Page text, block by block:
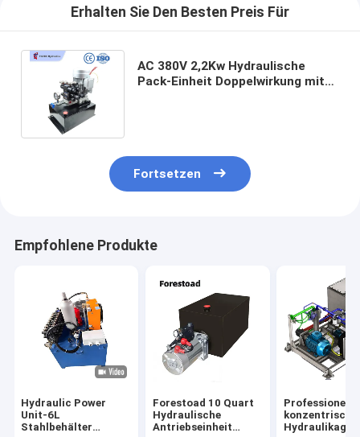
Erhalten Sie Den Besten Preis Für
AC 380V 2,2Kw Hydraulische
Pack-Einheit Doppelwirkung mit
Fortsetzen
Empfohlene Produkte
Hydraulic Power
Unit-6L
Stahlbehälter
Forestoad 10 Quart
Hydraulische
Antriebseinheit
Professionelle
konzentrische